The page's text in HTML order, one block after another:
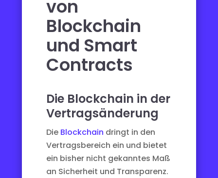
von
Blockchain
und Smart
Contracts
Die Blockchain in der
Vertragsänderung
Die Blockchain dringt in den
Vertragsbereich ein und bietet
ein bisher nicht gekanntes Maß
an Sicherheit und Transparenz.